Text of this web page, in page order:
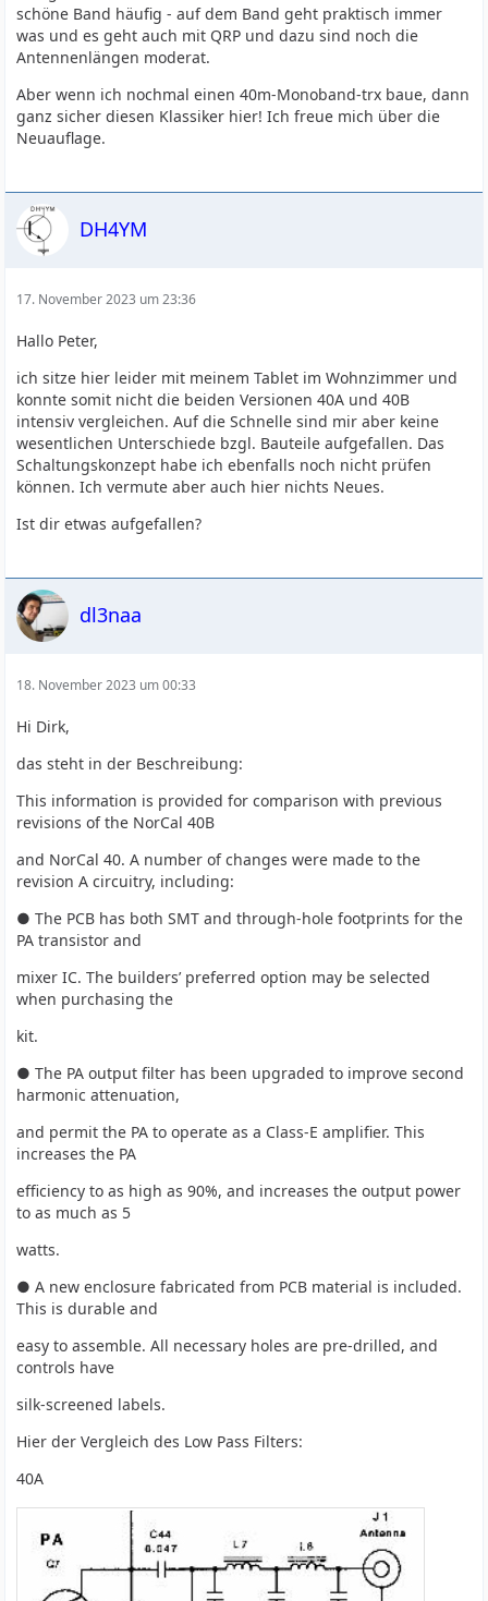
schöne Band häufig - auf dem Band geht praktisch immer
was und es geht auch mit QRP und dazu sind noch die
Antennenlängen moderat.
Aber wenn ich nochmal einen 40m-Monoband-trx baue, dann
ganz sicher diesen Klassiker hier! Ich freue mich über die
Neuauflage.
DH4YM
17. November 2023 um 23:36
Hallo Peter,
ich sitze hier leider mit meinem Tablet im Wohnzimmer und
konnte somit nicht die beiden Versionen 40A und 40B
intensiv vergleichen. Auf die Schnelle sind mir aber keine
wesentlichen Unterschiede bzgl. Bauteile aufgefallen. Das
Schaltungskonzept habe ich ebenfalls noch nicht prüfen
können. Ich vermute aber auch hier nichts Neues.
Ist dir etwas aufgefallen?
dl3naa
18. November 2023 um 00:33
Hi Dirk,
das steht in der Beschreibung:
This information is provided for comparison with previous
revisions of the NorCal 40B
and NorCal 40. A number of changes were made to the
revision A circuitry, including:
● The PCB has both SMT and through-hole footprints for the
PA transistor and
mixer IC. The builders’ preferred option may be selected
when purchasing the
kit.
● The PA output filter has been upgraded to improve second
harmonic attenuation,
and permit the PA to operate as a Class-E amplifier. This
increases the PA
efficiency to as high as 90%, and increases the output power
to as much as 5
watts.
● A new enclosure fabricated from PCB material is included.
This is durable and
easy to assemble. All necessary holes are pre-drilled, and
controls have
silk-screened labels.
Hier der Vergleich des Low Pass Filters:
40A